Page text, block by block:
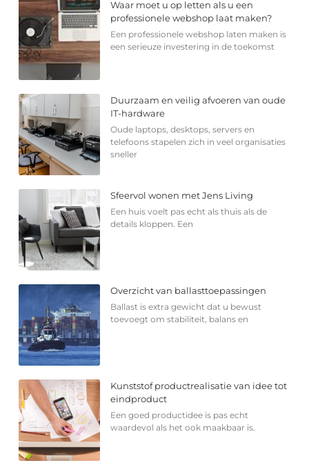
Waar moet u op letten als u een
professionele webshop laat maken?
Een professionele webshop laten maken is
een serieuze investering in de toekomst
Duurzaam en veilig afvoeren van oude
IT-hardware
Oude laptops, desktops, servers en
telefoons stapelen zich in veel organisaties
sneller
Sfeervol wonen met Jens Living
Een huis voelt pas echt als thuis als de
details kloppen. Een
Overzicht van ballasttoepassingen
Ballast is extra gewicht dat u bewust
toevoegt om stabiliteit, balans en
Kunststof productrealisatie van idee tot
eindproduct
Een goed productidee is pas echt
waardevol als het ook maakbaar is.